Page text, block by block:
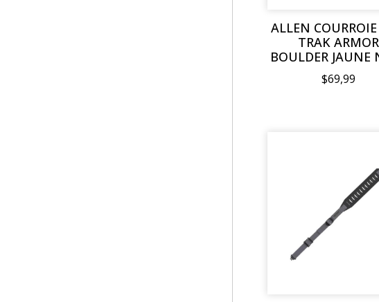
ALLEN
TRAK ARMOR
BOULDER JAUNE
$69,99